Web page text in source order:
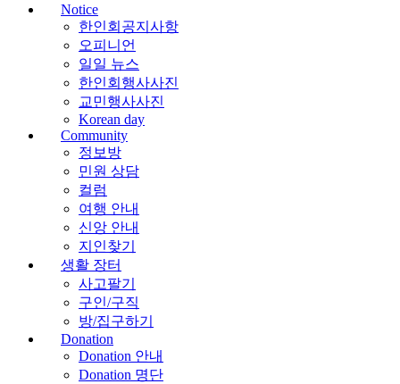
Notice
한인회공지사항
오피니언
일일 뉴스
한인회행사사진
교민행사사진
Korean day
Community
정보방
민원 상담
컬럼
여행 안내
신앙 안내
지인찾기
생활 장터
사고팔기
구인/구직
방/집구하기
Donation
Donation 안내
Donation 명단